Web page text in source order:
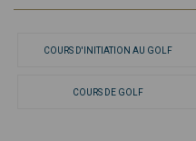
COURS D'INITIATION AU GOLF
COURS DE GOLF